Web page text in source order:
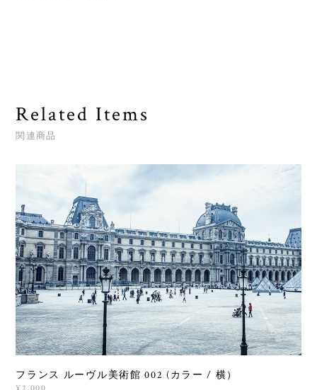
Related Items
関連商品
フランス ルーヴル美術館 002 (カラー / 横）